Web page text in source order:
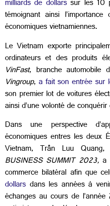
milliards de dollarssur les 10
témoignant ainsi
économiques vietnamiennes.
Le Vietnam exporte
ordinateurs et des produits
VinFast, branche automobile
Vingroup,a fait son entrée sur
son premier lot de voitures
ainsi d’une volonté de
Dans une perspective
économiques entres les deux
Vietnam, Trân Luu
BUSINESS SUMMIT 2023,a
commerce bilatéral afin que
dollars dans les années à
échanges au cours de